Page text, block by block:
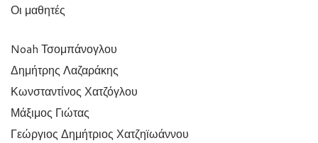
Οι μαθητές
Noah Τσομπάνογλου
Δημήτρης Λαζαράκης
Κωνσταντίνος Χατζόγλου
Μάξιμος Γιώτας
Γεώργιος Δημήτριος Χατζηϊωάννου